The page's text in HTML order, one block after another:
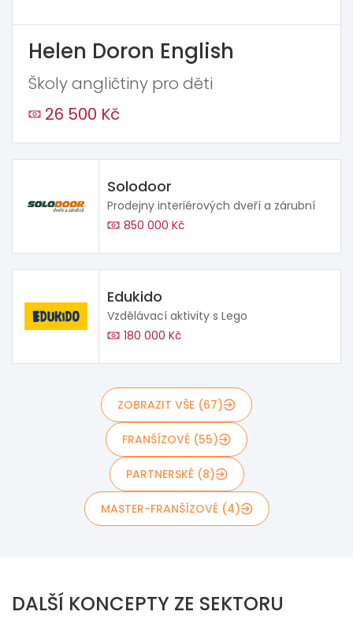
Helen Doron English
Školy angličtiny pro děti
26 500 Kč
Solodoor
Prodejny interiérových dveří a zárubní
850 000 Kč
Edukido
Vzdělávací aktivity s Lego
180 000 Kč
ZOBRAZIT VŠE (67)
FRANŠÍZOVÉ (55)
PARTNERSKÉ (8)
MASTER-FRANŠÍZOVÉ (4)
DALŠÍ KONCEPTY ZE SEKTORU